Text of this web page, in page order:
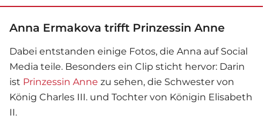
Anna Ermakova trifft Prinzessin Anne
Dabei entstanden einige Fotos, die Anna auf Social
Media teile. Besonders ein Clip sticht hervor: Darin
ist Prinzessin Anne zu sehen, die Schwester von
König Charles III. und Tochter von Königin Elisabeth
II.